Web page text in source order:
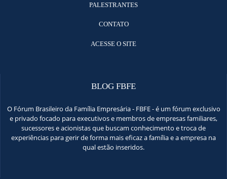
PALESTRANTES
CONTATO
ACESSE O SITE
BLOG FBFE
O Fórum Brasileiro da Família Empresária - FBFE - é um fórum exclusivo
e privado focado para executivos e membros de empresas familiares,
sucessores e acionistas que buscam conhecimento e troca de
experiências para gerir de forma mais eficaz a família e a empresa na
qual estão inseridos.